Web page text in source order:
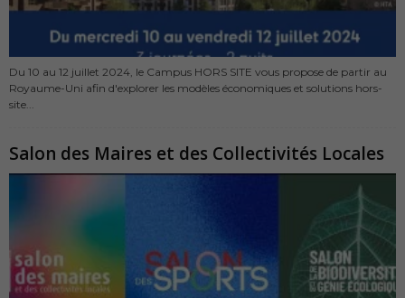
Du 10 au 12 juillet 2024, le Campus HORS SITE vous propose de partir au
Royaume-Uni afin d'explorer les modèles économiques et solutions hors-
site...
Salon des Maires et des Collectivités Locales